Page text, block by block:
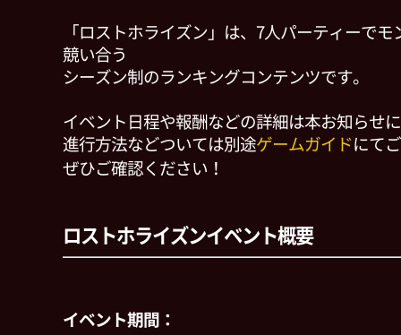
「ロストホライズン」は、7人パーティーで
競い合う
シーズン制のランキングコンテンツです。
イベント日程や報酬などの詳細は本お知らせ
進行方法などついては別途ゲームガイド にて
ぜひご確認ください！
ロストホライズンイベント概要
イベント期間：